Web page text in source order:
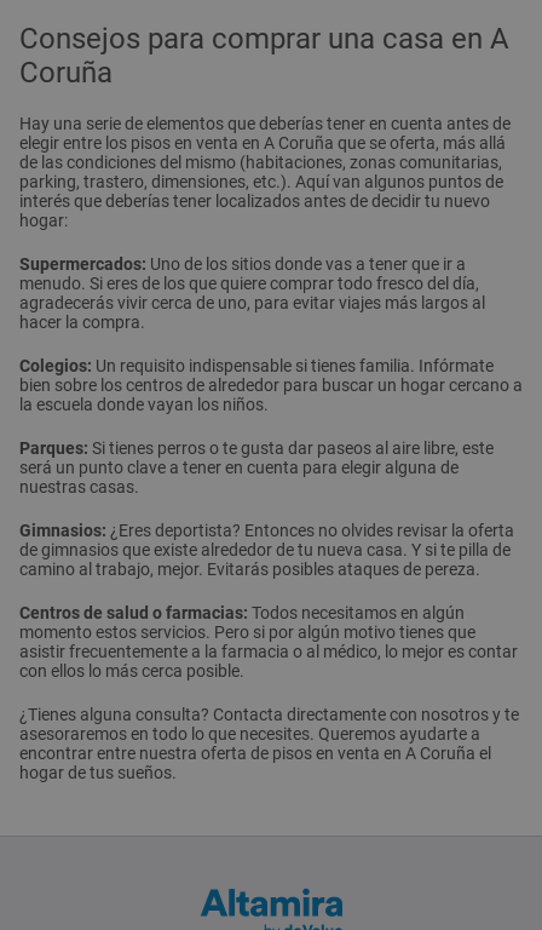
Consejos para comprar una casa en A
Coruña
Hay una serie de elementos que deberías tener en cuenta antes de
elegir entre los pisos en venta en A Coruña que se oferta, más allá
de las condiciones del mismo (habitaciones, zonas comunitarias,
parking, trastero, dimensiones, etc.). Aquí van algunos puntos de
interés que deberías tener localizados antes de decidir tu nuevo
hogar:
Supermercados: Uno de los sitios donde vas a tener que ir a
menudo. Si eres de los que quiere comprar todo fresco del día,
agradecerás vivir cerca de uno, para evitar viajes más largos al
hacer la compra.
Colegios: Un requisito indispensable si tienes familia. Infórmate
bien sobre los centros de alrededor para buscar un hogar cercano a
la escuela donde vayan los niños.
Parques: Si tienes perros o te gusta dar paseos al aire libre, este
será un punto clave a tener en cuenta para elegir alguna de
nuestras casas.
Gimnasios: ¿Eres deportista? Entonces no olvides revisar la oferta
de gimnasios que existe alrededor de tu nueva casa. Y si te pilla de
camino al trabajo, mejor. Evitarás posibles ataques de pereza.
Centros de salud o farmacias: Todos necesitamos en algún
momento estos servicios. Pero si por algún motivo tienes que
asistir frecuentemente a la farmacia o al médico, lo mejor es contar
con ellos lo más cerca posible.
¿Tienes alguna consulta? Contacta directamente con nosotros y te
asesoraremos en todo lo que necesites. Queremos ayudarte a
encontrar entre nuestra oferta de pisos en venta en A Coruña el
hogar de tus sueños.